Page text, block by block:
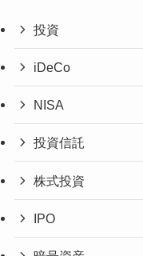
投資
iDeCo
NISA
投資信託
株式投資
IPO